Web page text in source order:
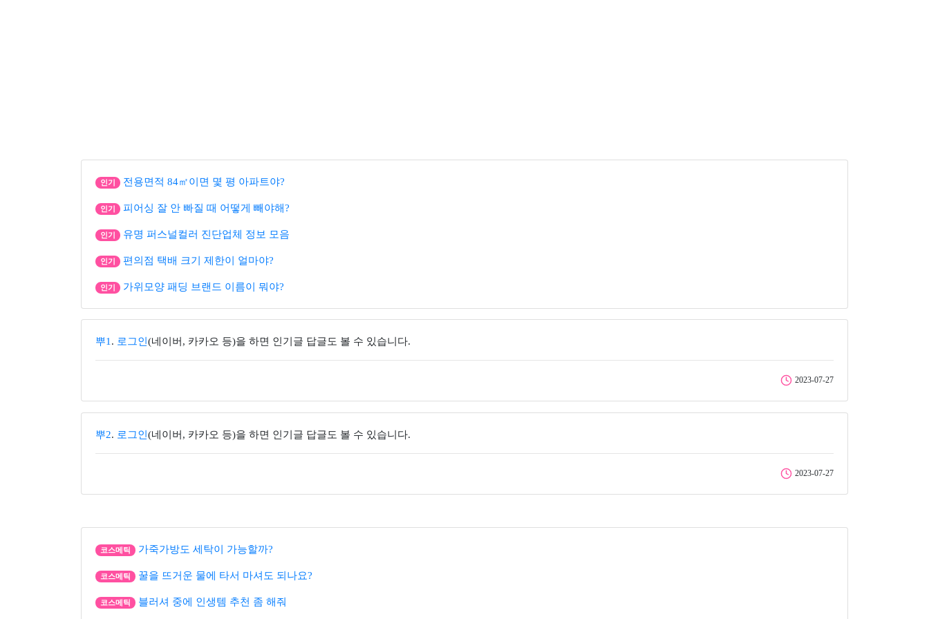
인기 전용면적 84㎡이면 몇 평 아파트야?
인기 피어싱 잘 안 빠질 때 어떻게 빼야해?
인기 유명 퍼스널컬러 진단업체 정보 모음
인기 편의점 택배 크기 제한이 얼마야?
인기 가위모양 패딩 브랜드 이름이 뭐야?
뿌1 . 로그인 (네이버, 카카오 등)을 하면 인기글 답글도 볼 수 있습니다.
2023-07-27
뿌2. 로그인 (네이버, 카카오 등)을 하면 인기글 답글도 볼 수 있습니다.
2023-07-27
코스메틱 가죽가방도 세탁이 가능할까?
코스메틱 꿀을 뜨거운 물에 타서 마셔도 되나요?
코스메틱 블러셔 중에 인생템 추천 좀 해줘